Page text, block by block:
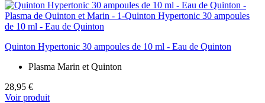
Quinton Hypertonic 30 ampoules de 10 ml - Eau de Quinton
Plasma Marin et Quinton
28,95 €
Voir produit